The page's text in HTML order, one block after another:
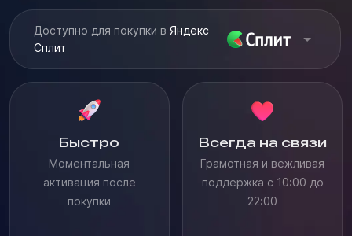
Доступно для покупки в Яндекс
Сплит
Быстро
Моментальная
активация после
покупки
Всегда на связи
Грамотная и вежливая
поддержка с 10:00 до
22:00